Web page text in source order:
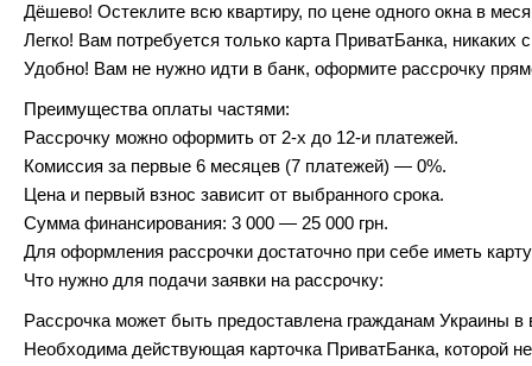
Дёшево! Остеклите всю квартиру, по цене одного окна в
Легко! Вам потребуется только карта ПриватБанка, никаких
Удобно! Вам не нужно идти в банк, оформите рассрочку
Преимущества оплаты частями:
Рассрочку можно оформить от 2-х до 12-и платежей.
Комиссия за первые 6 месяцев (7 платежей) — 0%.
Цена и первый взнос зависит от выбранного срока.
Сумма финансирования: 3 000 — 25 000 грн.
Для оформления рассрочки достаточно при себе иметь
Что нужно для подачи заявки на рассрочку:
Рассрочка может быть предоставлена гражданам Украины в
Необходима действующая карточка ПриватБанка, которой